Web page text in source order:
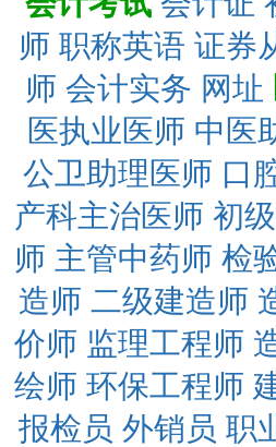
师 职称英语 证券
师 会计实务 网址
医执业医师 中医
公卫助理医师 口
产科主治医师 初
师 主管中药师 检
造师 二级建造师
价师 监理工程师
绘师 环保工程师
报检员 外销员 职